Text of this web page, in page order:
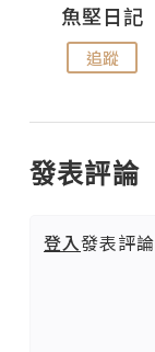
魚堅日記
追蹤
發表評論
登入發表評論